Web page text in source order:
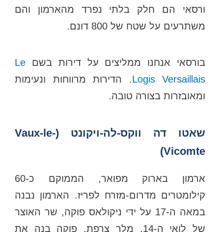
ורסאי הם חלק בלתי נפרד מהארמון והם
משתרעים על שטח של 800 דונם.
בורסאי אנחנו ממליצים על דירות בשם Le
Logis Versaillais. הדירות מרווחות ונעימות
ומאובזרות בצורה טובה.
שאטו דה ווקס-לה-ויקונט (Vaux-le-
Vicomte)
ארמון בארוק מפואר, הממוקם כ-60
קילומטרים מדרום-מזרח לפריז. הארמון נבנה
במאה ה-17 על ידי ניקולאס פוקה, שר האוצר
של לואי ה-14, מלך צרפת. פוקה בנה את